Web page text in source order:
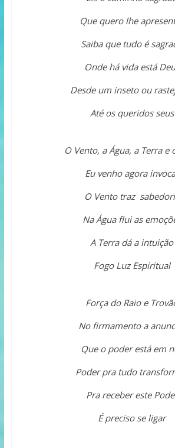
Que quero lhe
Saiba que tudo é
Onde há vida está
Desde um inseto ou
Até os queridos seus
O Vento, a Água, a Terra e
Eu venho agora
O Vento traz
Na Água flui as
A Terra dá a intuição
Fogo Luz Espiritual
Força do Raio e
No firmamento a
Que o poder está em
Poder pra tudo
Pra receber este
É preciso se ligar